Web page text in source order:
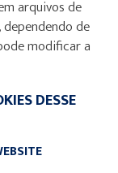
arquivos de
dependendo de
modificar a
DESSE